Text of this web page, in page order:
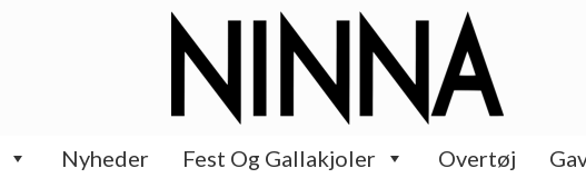
Nyheder Fest Og Gallakjoler Overtøj